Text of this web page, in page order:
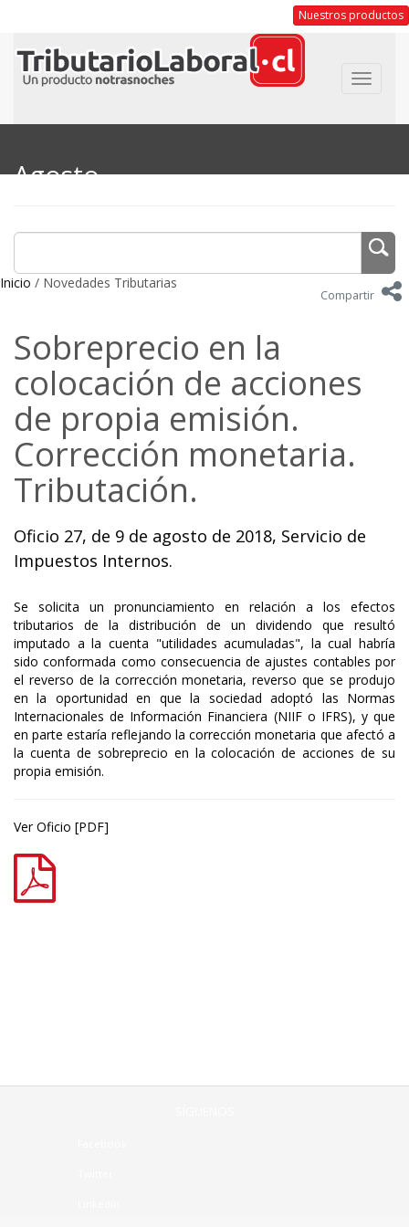
Nuestros productos
Toggle
Agosto
Inicio / Novedades Tributarias
Compartir
Sobreprecio en la
colocación de acciones
de propia emisión.
Corrección monetaria.
Tributación.
Oficio 27, de 9 de agosto de 2018, Servicio de
Impuestos Internos.
Se solicita un pronunciamiento en relación a los efectos
tributarios de la distribución de un dividendo que resultó
imputado a la cuenta "utilidades acumuladas", la cual habría
sido conformada como consecuencia de ajustes contables por
el reverso de la corrección monetaria, reverso que se produjo
en la oportunidad en que la sociedad adoptó las Normas
Internacionales de Información Financiera (NIIF o IFRS), y que
en parte estaría reflejando la corrección monetaria que afectó a
la cuenta de sobreprecio en la colocación de acciones de su
propia emisión.
Ver Oficio [PDF]